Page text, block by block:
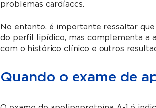
problemas cardíacos.
No entanto, é importante ressaltar
do perfil lipídico, mas complementa a
com o histórico clínico e outros
Quando o exame de